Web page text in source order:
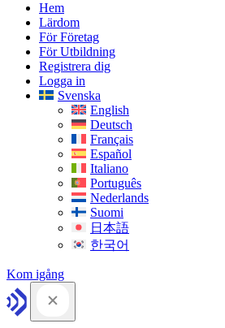
Hem
Lärdom
För Företag
För Utbildning
Registrera dig
Logga in
Svenska
English
Deutsch
Français
Español
Italiano
Português
Nederlands
Suomi
日本語
한국어
Kom igång